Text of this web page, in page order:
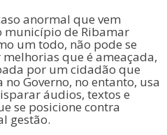
anormal que vem
município de Ribamar
um todo, não pode se
que é ameaçada,
por um cidadão que
Governo, no entanto, usa
áudios, textos e
se posicione contra
gestão.